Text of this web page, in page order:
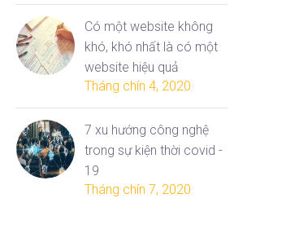
Có một website không
khó, khó nhất là có một
website hiệu quả
Tháng chín 4, 2020
7 xu hướng công nghệ
trong sự kiện thời covid -
19
Tháng chín 7, 2020